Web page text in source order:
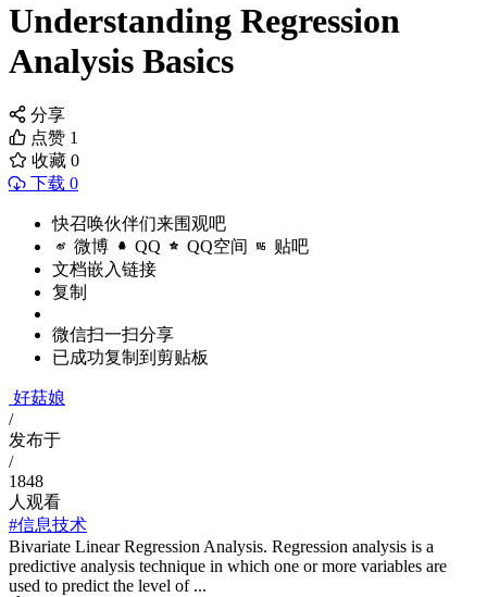
Understanding Regression
Analysis Basics
分享
点赞 1
收藏 0
下载 0
快召唤伙伴们来围观吧
微博 QQ QQ空间 贴吧
文档嵌入链接
复制
微信扫一扫分享
已成功复制到剪贴板
好菇娘
/
发布于
/
1848
人观看
#信息技术
Bivariate Linear Regression Analysis. Regression analysis is a
predictive analysis technique in which one or more variables are
used to predict the level of ...